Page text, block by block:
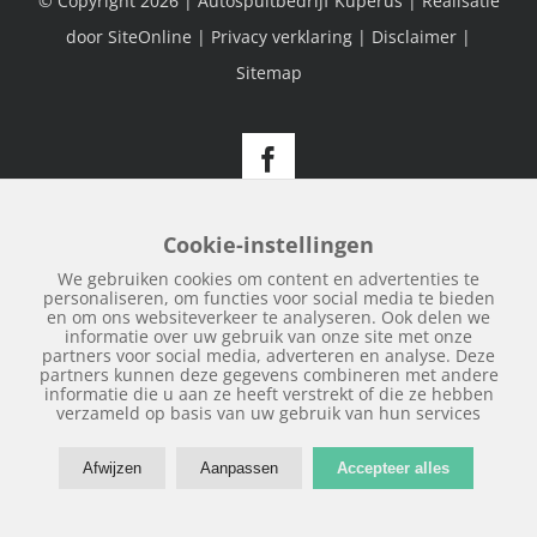
door SiteOnline | Privacy verklaring | Disclaimer |
Sitemap
Facebook
Cookie-instellingen
We gebruiken cookies om content en advertenties te
personaliseren, om functies voor social media te bieden
en om ons websiteverkeer te analyseren. Ook delen we
informatie over uw gebruik van onze site met onze
partners voor social media, adverteren en analyse. Deze
partners kunnen deze gegevens combineren met andere
informatie die u aan ze heeft verstrekt of die ze hebben
verzameld op basis van uw gebruik van hun services
Afwijzen Aanpassen Accepteer alles